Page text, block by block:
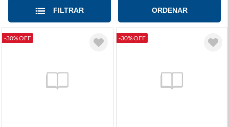
FILTRAR ORDENAR
-30% OFF -30% OFF